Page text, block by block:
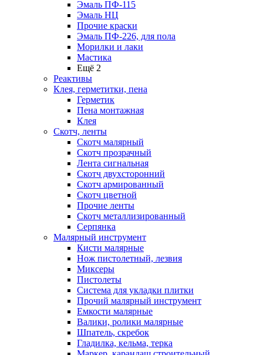
Эмаль ПФ-115
Эмаль НЦ
Прочие краски
Эмаль ПФ-226, для пола
Морилки и лаки
Мастика
Ещё 2
Реактивы
Клея, герметитки, пена
Герметик
Пена монтажная
Клея
Скотч, ленты
Скотч малярный
Скотч прозрачный
Лента сигнальная
Скотч двухсторонний
Скотч армированный
Скотч цветной
Прочие ленты
Скотч металлизированный
Серпянка
Малярный инструмент
Кисти малярные
Нож пистолетный, лезвия
Миксеры
Пистолеты
Система для укладки плитки
Прочий малярный инструмент
Емкости малярные
Валики, ролики малярные
Шпатель, скребок
Гладилка, кельма, терка